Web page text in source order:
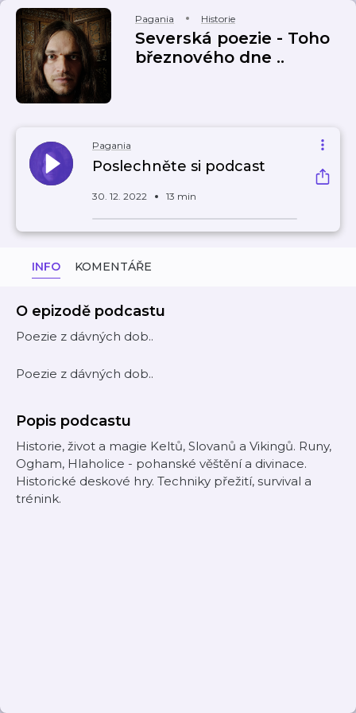
Pagania Historie
Severská poezie - Toho
březnového dne ..
Pagania
Poslechněte si podcast
30. 12. 2022 13 min
INFO KOMENTÁŘE
O epizodě podcastu
Poezie z dávných dob..
Poezie z dávných dob..
Popis podcastu
Historie, život a magie Keltů, Slovanů a Vikingů. Runy,
Ogham, Hlaholice - pohanské věštění a divinace.
Historické deskové hry. Techniky přežití, survival a
trénink.